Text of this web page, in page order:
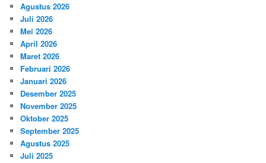
Agustus 2026
Juli 2026
Mei 2026
April 2026
Maret 2026
Februari 2026
Januari 2026
Desember 2025
November 2025
Oktober 2025
September 2025
Agustus 2025
Juli 2025